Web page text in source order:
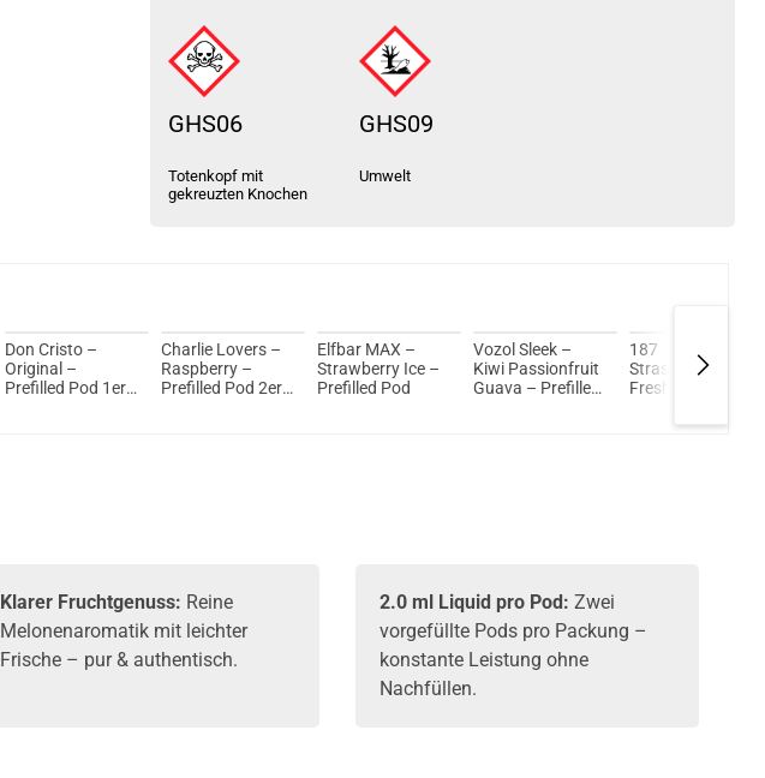
GHS06
Totenkopf mit
gekreuzten Knochen
GHS09
Umwelt
Don Cristo –
Original –
Prefilled Pod 1er
Charlie Lovers –
Raspberry –
Prefilled Pod 2er
Elfbar MAX –
Strawberry Ice –
Prefilled Pod
Vozol Sleek –
Kiwi Passionfruit
Guava – Prefilled
187
Strassenbande –
Fresh Lemonade
2er Pack
Klarer Fruchtgenuss: Reine
Melonenaromatik mit leichter
Frische – pur & authentisch.
2.0 ml Liquid pro Pod: Zwei
vorgefüllte Pods pro Packung –
konstante Leistung ohne
Nachfüllen.